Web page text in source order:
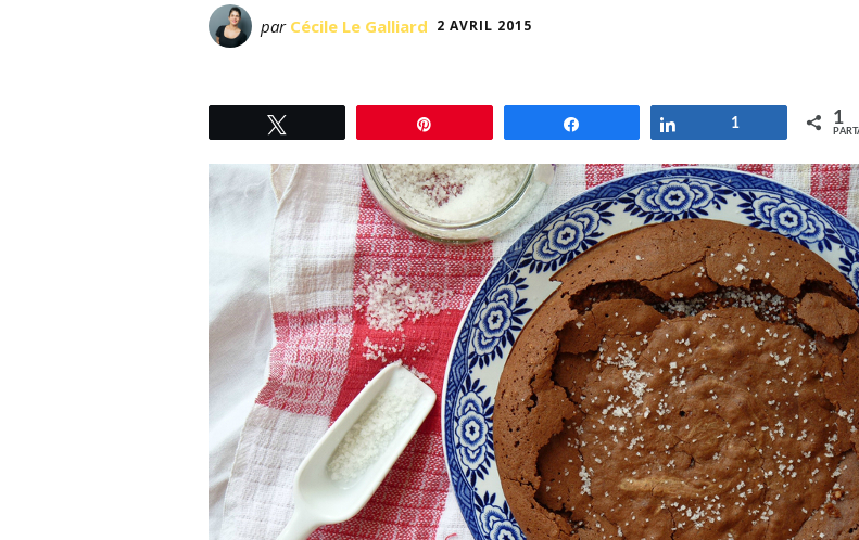
par Cécile Le Galliard 2 AVRIL 2015
Partagez
1 1